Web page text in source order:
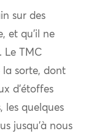
sur des
et qu’il ne
Le TMC
la sorte, dont
d’étoffes
les quelques
jusqu’à nous